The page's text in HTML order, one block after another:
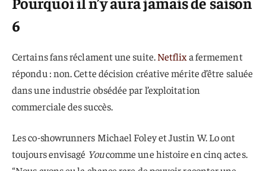
6
Certains fans réclament une suite.Netflixa fermement
répondu : non. Cette décision créative mérite d’être saluée
dans une industrie obsédée par l’exploitation
commerciale des succès.
Les co-showrunners Michael Foley et Justin W. Lo ont
toujours envisagé Youcomme une histoire en cinq actes.